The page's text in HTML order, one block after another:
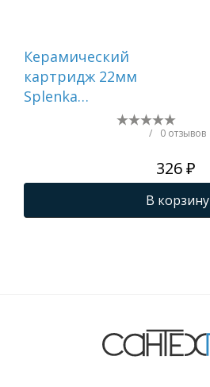
Керамический
картридж 22мм
Splenka
переключения
режимов , S500.542/ 0 отзывов
326 ₽
В корзину